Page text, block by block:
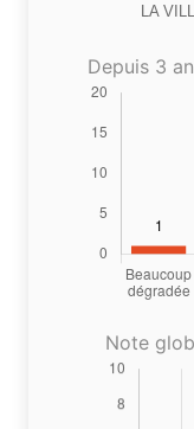
LA
Depuis 3
Note